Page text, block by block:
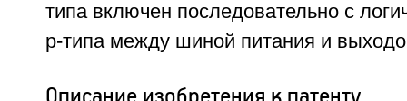
типа включен последовательно с
р-типа между шиной питания и